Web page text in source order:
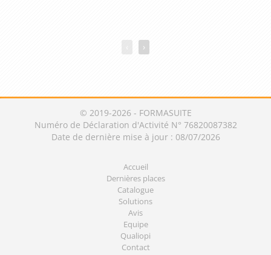
›
© 2019-2026 - FORMASUITE
Numéro de Déclaration d'Activité N° 76820087382
Date de dernière mise à jour : 08/07/2026
Accueil
Dernières places
Catalogue
Solutions
Avis
Equipe
Qualiopi
Contact